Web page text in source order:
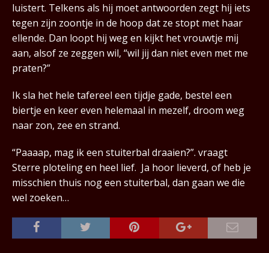
luistert. Telkens als hij moet antwoorden zegt hij iets
tegen zijn zoontje in de hoop dat ze stopt met haar
ellende. Dan loopt hij weg en kijkt het vrouwtje mij
aan, alsof ze zeggen wil, “wil jij dan niet even met me
praten?”
Ik sla het hele tafereel een tijdje gade, bestel een
biertje en keer even helemaal in mezelf, droom weg
naar zon, zee en strand.
“Paaaap, mag ik een stuiterbal draaien?”. vraagt
Sterre ploteling en heel lief. Ja hoor lieverd, of heb je
misschien thuis nog een stuiterbal, dan gaan we die
wel zoeken…